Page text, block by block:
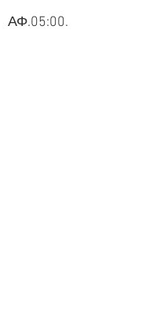
ΑΦ.05:00.